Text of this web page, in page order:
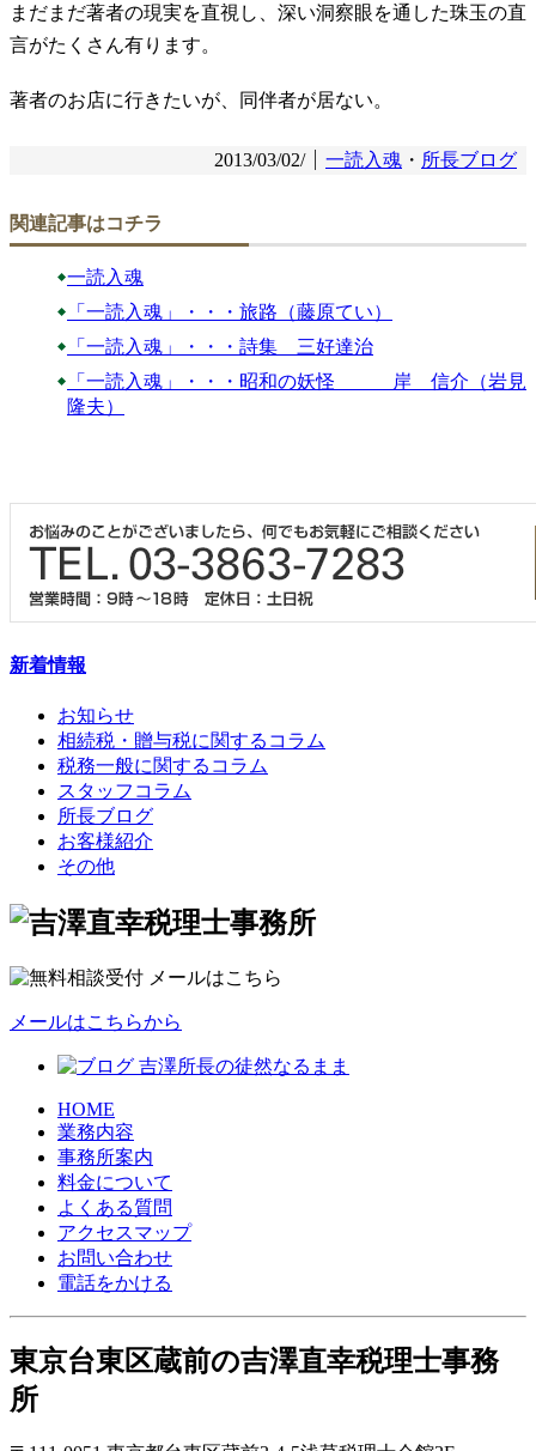
まだまだ著者の現実を直視し、深い洞察眼を通した珠玉の直
言がたくさん有ります。
著者のお店に行きたいが、同伴者が居ない。
2013/03/02/ 一読入魂 ・ 所長ブログ
関連記事はコチラ
一読入魂
「一読入魂」・・・旅路（藤原てい）
「一読入魂」・・・詩集 三好達治
「一読入魂」・・・昭和の妖怪 岸 信介（岩見
隆夫）
新着情報
お知らせ
相続税・贈与税に関するコラム
税務一般に関するコラム
スタッフコラム
所長ブログ
お客様紹介
その他
メールはこちらから
HOME
業務内容
事務所案内
料金について
よくある質問
アクセスマップ
お問い合わせ
電話をかける
東京台東区蔵前の吉澤直幸税理士事務
所